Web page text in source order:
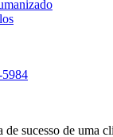
sucesso de uma